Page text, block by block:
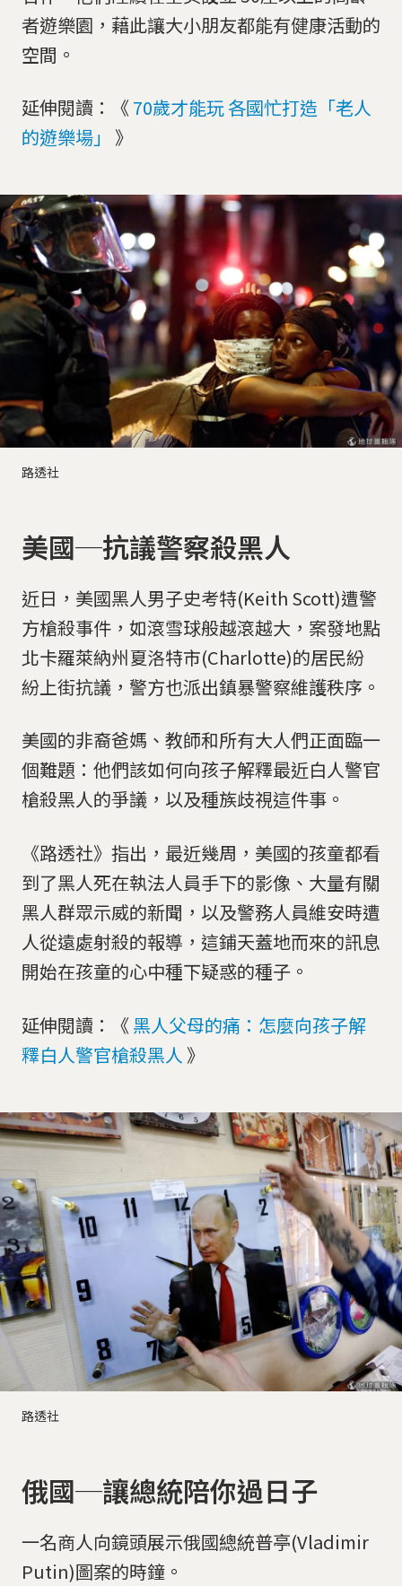
者遊樂園，藉此讓大小朋友都能有健康活動的
空間。
延伸閱讀：《 70歲才能玩 各國忙打造「老人
的遊樂場」
》
路透社
美國─抗議警察殺黑人
近日，美國黑人男子史考特(Keith Scott)遭警
方槍殺事件，如滾雪球般越滾越大，案發地點
北卡羅萊納州夏洛特市(Charlotte)的居民紛
紛上街抗議，警方也派出鎮暴警察維護秩序。
美國的非裔爸媽、教師和所有大人們正面臨一
個難題：他們該如何向孩子解釋最近白人警官
槍殺黑人的爭議，以及種族歧視這件事。
《路透社》指出，最近幾周，美國的孩童都看
到了黑人死在執法人員手下的影像、大量有關
黑人群眾示威的新聞，以及警務人員維安時遭
人從遠處射殺的報導，這鋪天蓋地而來的訊息
開始在孩童的心中種下疑惑的種子。
延伸閱讀：《 黑人父母的痛：怎麼向孩子解
釋白人警官槍殺黑人 》
路透社
俄國─讓總統陪你過日子
一名商人向鏡頭展示俄國總統普亭(Vladimir
Putin)圖案的時鐘。